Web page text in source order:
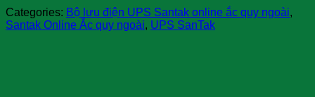
Categories: Bộ lưu điện UPS Santak online ắc quy ngoài,
Santak Online Ắc quy ngoài, UPS SanTak